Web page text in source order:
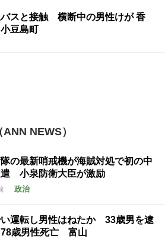
スと接触 横断中の男性けが 香
豆島町
NEWS）
の最新哨戒機が海賊対処で初の中
小泉防衛大臣が激励
政治
運転し男性はねたか 33歳男を逮
歳男性死亡 富山